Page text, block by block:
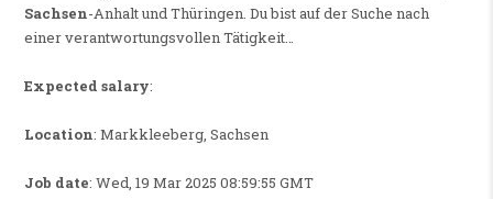
Sachsen-Anhalt und Thüringen. Du bist auf der Suche nach
einer verantwortungsvollen Tätigkeit…
Expected salary:
Location: Markkleeberg, Sachsen
Job date: Wed, 19 Mar 2025 08:59:55 GMT